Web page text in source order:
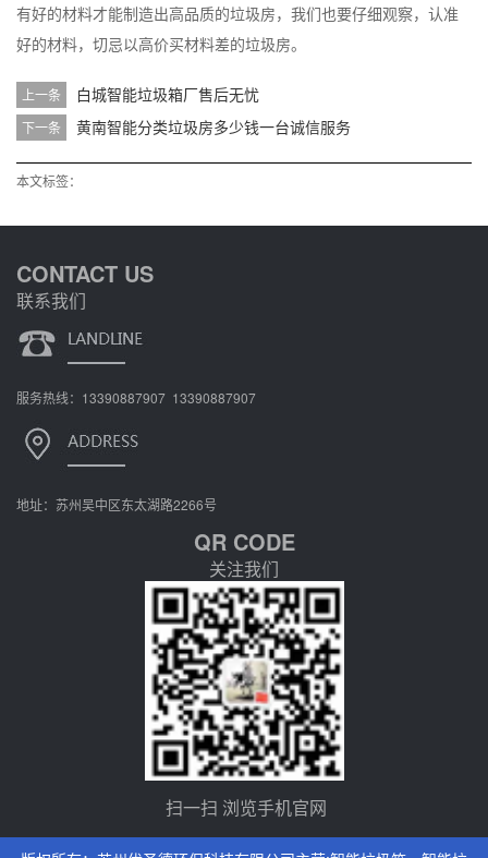
有好的材料才能制造出高品质的垃圾房，我们也要仔细观察，认准
好的材料，切忌以高价买材料差的垃圾房。
上一条 白城智能垃圾箱厂售后无忧
下一条 黄南智能分类垃圾房多少钱一台诚信服务
本文标签：
CONTACT US
联系我们
服务热线：13390887907 13390887907
地址：苏州吴中区东太湖路2266号
QR CODE
关注我们
扫一扫 浏览手机官网